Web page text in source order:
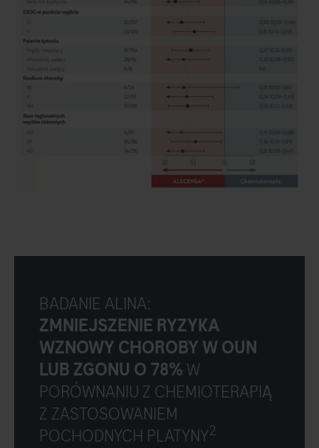
BADANIE ALINA:
ZMNIEJSZENIE RYZYKA
WZNOWY CHOROBY W OUN
LUB ZGONU O 78% W
PORÓWNANIU Z CHEMIOTERAPIĄ
Z ZASTOSOWANIEM
POCHODNYCH PLATYNY2